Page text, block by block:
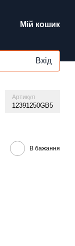
Мій кошик
Вхід
Артикул
12391250GB5
В бажання